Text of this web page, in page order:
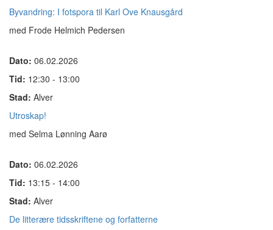
Byvandring: I fotspora til Karl Ove Knausgård
med Frode Helmich Pedersen
Dato: 06.02.2026
Tid: 12:30 - 13:00
Stad: Alver
Utroskap!
med Selma Lønning Aarø
Dato: 06.02.2026
Tid: 13:15 - 14:00
Stad: Alver
De litterære tidsskriftene og forfatterne